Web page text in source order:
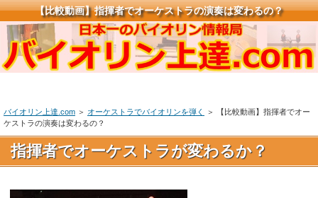
【比較動画】指揮者でオーケストラの演奏は変わるの？
バイオリン上達.com ＞ オーケストラでバイオリンを弾く
＞ 【比較動画】指揮者でオー
ケストラの演奏は変わるの？
指揮者でオーケストラが変わるか？